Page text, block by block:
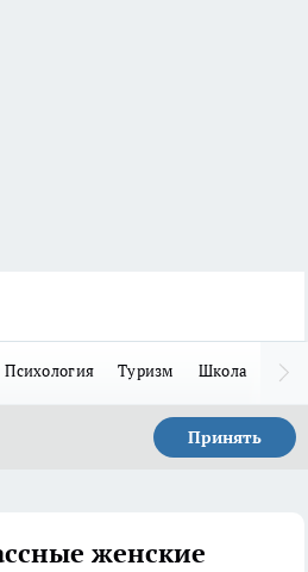
Психология Туризм Школа
Принять
женские